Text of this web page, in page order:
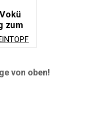
von oben!